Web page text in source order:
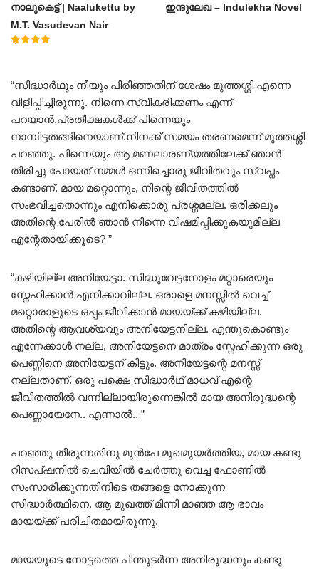
നാലുകെട്ട് | Naalukettu by
M.T. Vasudevan Nair
ഇന്ദുലേഖ – Indulekha Novel
“സിദ്ധാർഥും നീയും പിരിഞ്ഞതിന് ശേഷം മുത്തശ്ശി എന്നെ
വിളിപ്പിച്ചിരുന്നു. നിന്നെ സ്വീകരിക്കണം എന്ന്
പറയാൻ.പ്രതീക്ഷകൾക്ക് പിന്നെയും
നാമ്പിട്ടതങ്ങിനെയാണ്.നിനക്ക് സമയം തരണമെന്ന് മുത്തശ്ശി
പറഞ്ഞു. പിന്നെയും ആ മണലാരണ്യത്തിലേക്ക് ഞാൻ
തിരിച്ചു പോയത് നമ്മൾ ഒന്നിച്ചൊരു ജീവിതവും സ്വപ്നം
കണ്ടാണ്. മായ മറ്റൊന്നും, നിന്റെ ജീവിതത്തിൽ
സംഭവിച്ചതൊന്നും എനിക്കൊരു പ്രശ്നമല്ല. ഒരിക്കലും
അതിന്റെ പേരിൽ ഞാൻ നിന്നെ വിഷമിപ്പിക്കുകയുമില്ല
എന്റേതായിക്കൂടെ? ”
“കഴിയില്ല അനിയേട്ടാ. സിദ്ധുവേട്ടനോളം മറ്റാരെയും
സ്നേഹിക്കാൻ എനിക്കാവില്ല. ഒരാളെ മനസ്സിൽ വെച്ച്
മറ്റൊരാളുടെ ഒപ്പം ജീവിക്കാൻ മായയ്ക്ക് കഴിയില്ല.
അതിന്റെ ആവശ്യവും അനിയേട്ടനില്ല. എന്തുകൊണ്ടും
എന്നേക്കാൾ നല്ല, അനിയേട്ടനെ മാത്രം സ്നേഹിക്കുന്ന ഒരു
പെണ്ണിനെ അനിയേട്ടന് കിട്ടും. അനിയേട്ടന്റെ മനസ്സ്
നല്ലതാണ്. ഒരു പക്ഷെ സിദ്ധാർഥ് മാധവ് എന്റെ
ജീവിതത്തിൽ വന്നില്ലായിരുന്നെങ്കിൽ മായ അനിരുദ്ധന്റെ
പെണ്ണായേനേ.. എന്നാൽ.. ”
പറഞ്ഞു തീരുന്നതിനു മുൻപേ മുഖമുയർത്തിയ, മായ കണ്ടു
റിസപ്ഷനിൽ ചെവിയിൽ ചേർത്തു വെച്ച ഫോണിൽ
സംസാരിക്കുന്നതിനിടെ തങ്ങളെ നോക്കുന്ന
സിദ്ധാർത്ഥിനെ. ആ മുഖത്ത് മിന്നി മാഞ്ഞ ആ ഭാവം
മായയ്ക്ക് പരിചിതമായിരുന്നു.
മായയുടെ നോട്ടത്തെ പിന്തുടർന്ന അനിരുദ്ധനും കണ്ടു